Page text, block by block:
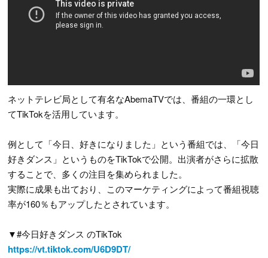
ネットテレビ局として有名なAbemaTVでは、番組の一環とし
てTikTokを活用しています。
例として「今日、好きになりました」という番組では、「今日
好きダンス」というものをTikTokで公開。出演者がさらに拡散
することで、多くの注目を集められました。
実際に成果も出ており、このマーケティングによって番組視聴
率が160％もアップしたとされています。
▼#今日好きダンス​ のTikTok
https://vt.tiktok.com/U6D9DT/